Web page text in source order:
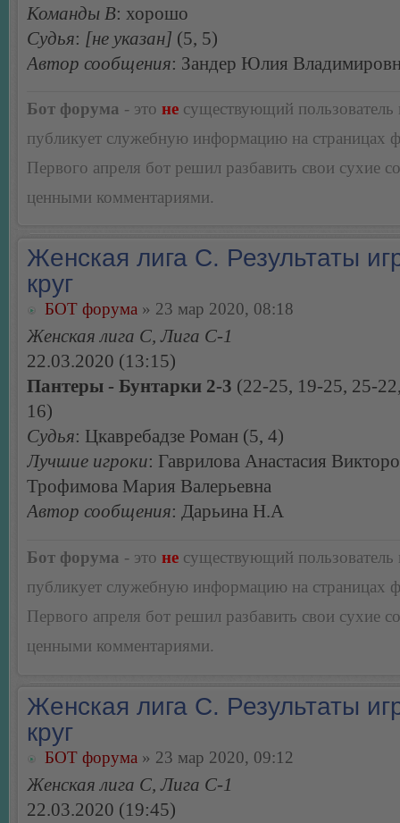
Команды В: хорошо
Судья: [не указан] (5, 5)
Автор сообщения: Зандер Юлия
Бот форума - это не существующий пользователь
публикует служебную информацию на страницах
Первого апреля бот решил разбавить свои сухие
ценными комментариями.
Женская лига С. Результаты
круг
БОТ форума » 23 мар 2020, 08:18
Женская лига С, Лига С-1
22.03.2020 (13:15)
Пантеры - Бунтарки 2-3 (22-25, 19-25, 25-
16)
Судья: Цкавребадзе Роман (5, 4)
Лучшие игроки: Гаврилова Анастасия
Трофимова Мария Валерьевна
Автор сообщения: Дарьина Н.А
Бот форума - это не существующий пользователь
публикует служебную информацию на страницах
Первого апреля бот решил разбавить свои сухие
ценными комментариями.
Женская лига С. Результаты
круг
БОТ форума » 23 мар 2020, 09:12
Женская лига С, Лига С-1
22.03.2020 (19:45)